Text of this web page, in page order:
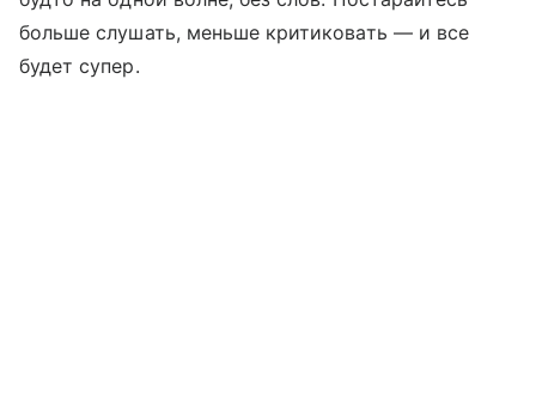
больше слушать, меньше критиковать — и все
будет супер.